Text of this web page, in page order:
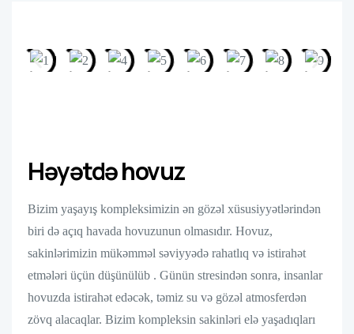
Həyətdə hovuz
Bizim yaşayış kompleksimizin ən gözəl xüsusiyyətlərindən
biri də açıq havada hovuzunun olmasıdır. Hovuz,
sakinlərimizin mükəmməl səviyyədə rahatlıq və istirahət
etmələri üçün düşünülüb . Günün stresindən sonra, insanlar
hovuzda istirahət edəcək, təmiz su və gözəl atmosferdən
zövq alacaqlar. Bizim kompleksin sakinləri elə yaşadıqları